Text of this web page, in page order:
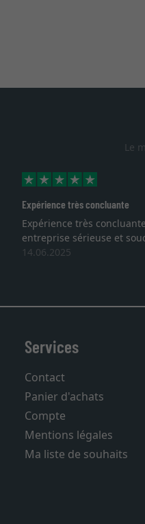
Le
et la protection des
client. Recommandation
Services
Contact
Panier d'achats
Compte
Mentions légales
Ma liste de souhaits